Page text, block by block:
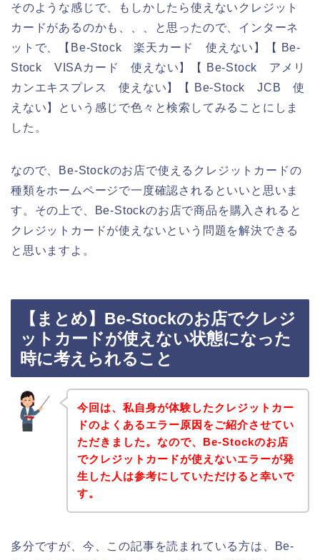
そのような感じで、もしかしたら使えないクレジット
カードがあるのかも、、、と思ったので、インターネ
ットで、【Be-Stock 楽天カード 使えない】【 Be-
Stock VISAカード 使えない】【 Be-Stock アメリ
カンエキスプレス 使えない】【 Be-Stock JCB 使
えない】という感じで色々と検索してみることにしま
した。
なので、Be-Stockのお店で使えるクレジットカードの
種類をホームページで一度確認されるといいと思いま
す。その上で、Be-Stockのお店で商品を購入されると
クレジットカードが使えないという問題を解決できる
と思いますよ。
【まとめ】Be-Stockのお店でクレジ
ットカードが使えない状態になった
時に考えられること
今回は、私自身が体験したクレジットカー
ドのよくあるエラー原因をご紹介させてい
ただきました。なので、Be-Stockのお店
でクレジットカードが使えないエラーが発
生した人は参考にしていただけると幸いで
す。
多分ですが、今、この記事を読まれている方は、Be-